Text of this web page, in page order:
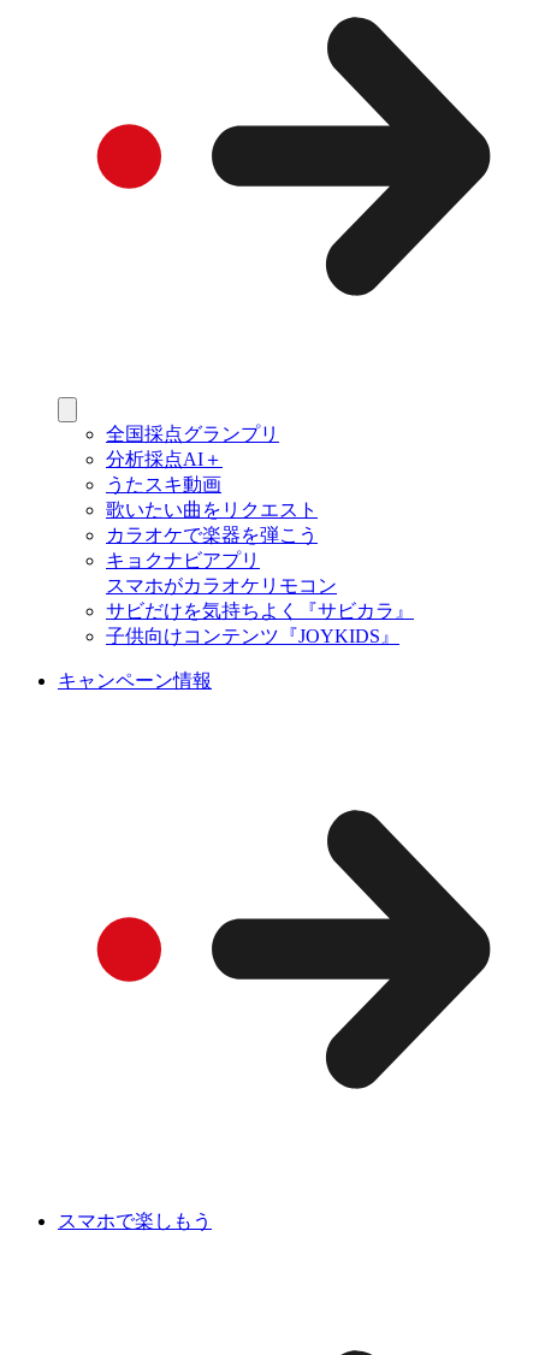
全国採点グランプリ
分析採点AI＋
うたスキ動画
歌いたい曲をリクエスト
カラオケで楽器を弾こう
キョクナビアプリ
スマホがカラオケリモコン
サビだけを気持ちよく『サビカラ』
子供向けコンテンツ『JOYKIDS』
キャンペーン情報
スマホで楽しもう